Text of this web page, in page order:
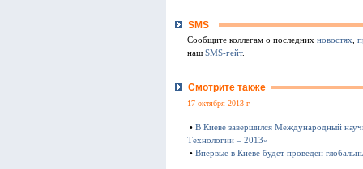
SMS
Сообщите коллегам о последних новостях
наш SMS-гейт.
Смотрите также
17 октября 2013 г
• В Киеве завершился Международный
Технологии – 2013»
• Впервые в Киеве будет проведен